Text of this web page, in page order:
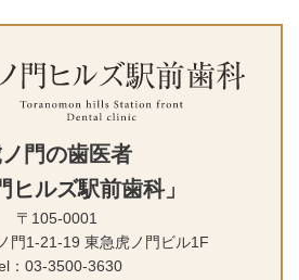
門の歯医者
ヒルズ駅前歯科」
〒105-0001
門1-21-19 東急虎ノ 門ビル1F
：03-3500-3630